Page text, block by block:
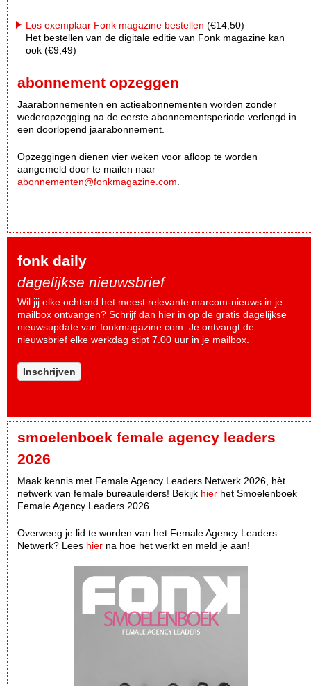
Los exemplaar Fonk magazine bestellen (€14,50)
Het bestellen van de digitale editie van Fonk magazine kan
ook (€9,49)
abonnement opzeggen
Jaarabonnementen en actieabonnementen worden zonder
wederopzegging na de eerste abonnementsperiode verlengd in
een doorlopend jaarabonnement.
Opzeggingen dienen vier weken voor afloop te worden
aangemeld door te mailen naar
abonnementen@fonkmagazine.com
fonk daily
dagelijkse nieuwsbrief
Wil jij elke ochtend het meest relevante marcom-nieuws in je
mailbox ontvangen? Schrijf dan hier in op de gratis dagelijkse
nieuwsupdate van fonkmagazine.com. Je ontvangt de
nieuwsbrief elke werkdag stipt 7.00 uur in je mailbox.
Inschrijven
smoelenboek female agency leaders
2026
Maak kennis met Female Agency Leaders Netwerk 2026, hèt
netwerk van female bureauleiders! Bekijk hier het Smoelenboek
Female Agency Leaders 2026.
Overweeg je lid te worden van het Female Agency Leaders
Netwerk? Lees hier na hoe het werkt en meld je aan!